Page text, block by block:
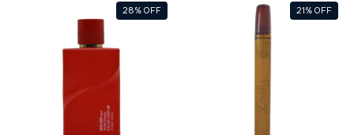
28% OFF 21% OFF